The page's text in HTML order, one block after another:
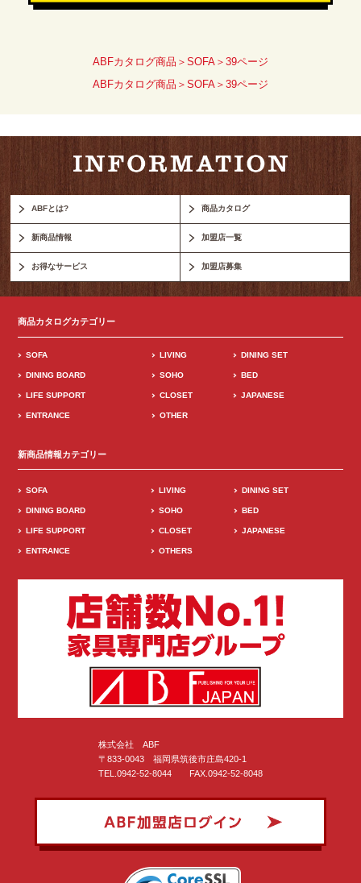
ABFカタログ商品＞SOFA＞39ページ
ABFカタログ商品＞SOFA＞39ページ
ABFとは? 商品カタログ
新商品情報 加盟店一覧
お得なサービス 加盟店募集
商品カタログカテゴリー
SOFA LIVING DINING SET
DINING BOARD SOHO BED
LIFE SUPPORT CLOSET JAPANESE
ENTRANCE OTHER
新商品情報カテゴリー
SOFA LIVING DINING SET
DINING BOARD SOHO BED
LIFE SUPPORT CLOSET JAPANESE
ENTRANCE OTHERS
株式会社 ABF
〒833-0043 福岡県筑後市庄島420-1
TEL.0942-52-8044 FAX.0942-52-8048